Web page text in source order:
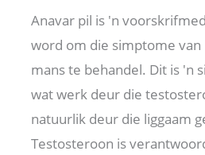
Anavar pil is 'n
word om die simptome
mans te behandel. Dit is 'n
wat werk deur die
natuurlik deur die liggaam
Testosteroon is